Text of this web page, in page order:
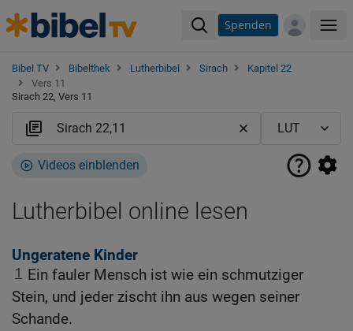
Spenden
Bibel TV Bibelthek Lutherbibel Sirach
Kapitel 22
Vers 11
Sirach 22, Vers 11
Videos einblenden
Lutherbibel online lesen
Ungeratene Kinder
1
Ein fauler Mensch ist wie ein schmutziger
Stein, und jeder zischt ihn aus wegen seiner
Schande.